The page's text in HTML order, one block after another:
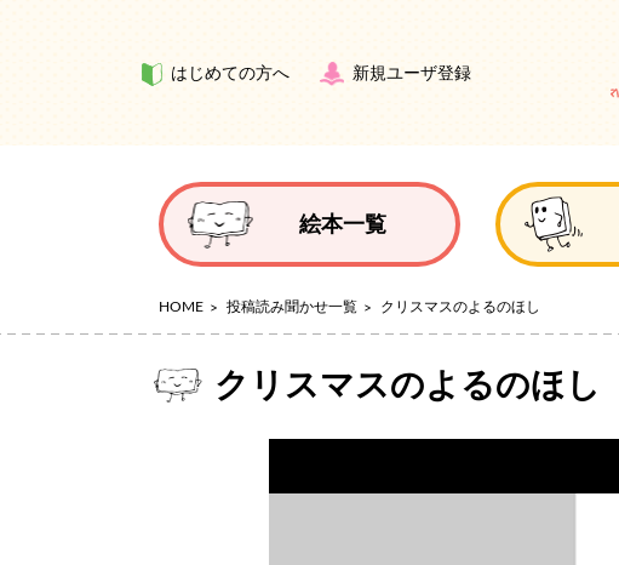
はじめての方へ 新規ユーザ登録
絵本一覧
HOME 投稿読み聞かせ一覧 クリスマスのよるのほし
クリスマスのよるのほし